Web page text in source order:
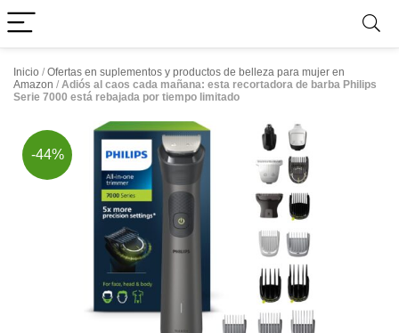
Inicio / Ofertas en suplementos y productos de belleza para mujer en
Amazon / Adiós al caos cada mañana: esta recortadora de barba Philips
Serie 7000 está rebajada por tiempo limitado
-44%